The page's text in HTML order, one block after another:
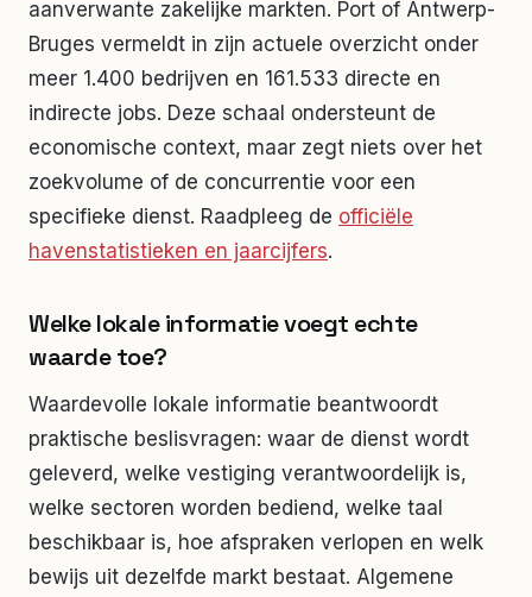
aanverwante zakelijke markten. Port of Antwerp-
Bruges vermeldt in zijn actuele overzicht onder
meer 1.400 bedrijven en 161.533 directe en
indirecte jobs. Deze schaal ondersteunt de
economische context, maar zegt niets over het
zoekvolume of de concurrentie voor een
specifieke dienst. Raadpleeg de officiële
havenstatistieken en jaarcijfers.
Welke lokale informatie voegt echte
waarde toe?
Waardevolle lokale informatie beantwoordt
praktische beslisvragen: waar de dienst wordt
geleverd, welke vestiging verantwoordelijk is,
welke sectoren worden bediend, welke taal
beschikbaar is, hoe afspraken verlopen en welk
bewijs uit dezelfde markt bestaat. Algemene